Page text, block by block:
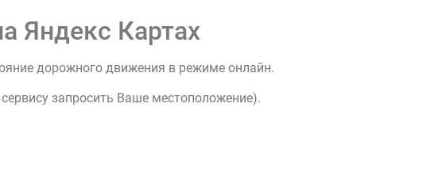
Яндекс Картах
дорожного движения в режиме онлайн.
запросить Ваше местоположение).